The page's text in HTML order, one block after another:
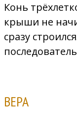
Конь
крыши не
сразу
ВЕРА